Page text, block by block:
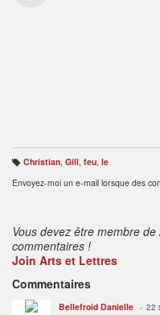
B
ali
s
Christian, Gill, feu, le
Envoyez-moi un e-mail lorsque des
Vous devez être membre
commentaires !
Join Arts et Lettres
Commentaires
Bellefroid Danielle 22